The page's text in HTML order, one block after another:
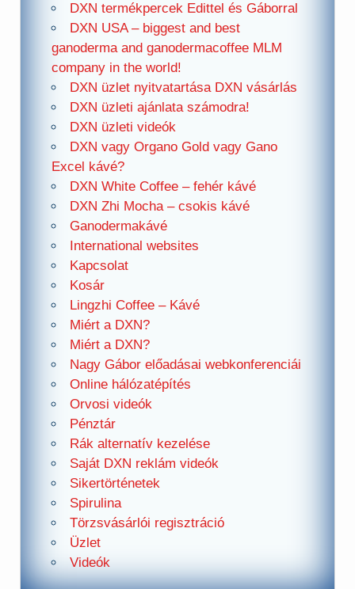
DXN termékpercek Edittel és Gáborral
DXN USA – biggest and best
ganoderma and ganodermacoffee MLM
company in the world!
DXN üzlet nyitvatartása DXN vásárlás
DXN üzleti ajánlata számodra!
DXN üzleti videók
DXN vagy Organo Gold vagy Gano
Excel kávé?
DXN White Coffee – fehér kávé
DXN Zhi Mocha – csokis kávé
Ganodermakávé
International websites
Kapcsolat
Kosár
Lingzhi Coffee – Kávé
Miért a DXN?
Miért a DXN?
Nagy Gábor előadásai webkonferenciái
Online hálózatépítés
Orvosi videók
Pénztár
Rák alternatív kezelése
Saját DXN reklám videók
Sikertörténetek
Spirulina
Törzsvásárlói regisztráció
Üzlet
Videók